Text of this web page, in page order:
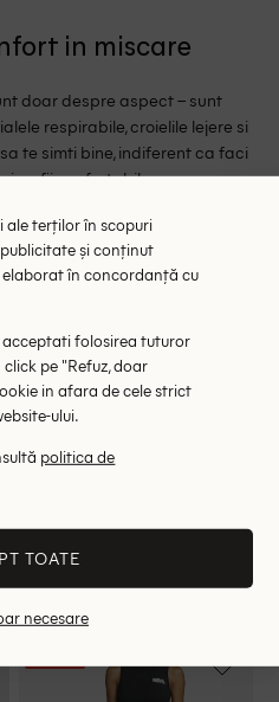
in miscare
doar despre aspect – sunt
respirabile, croielile lejere si
te simti bine, indiferent ca faci
sa fii confortabil.
Top HIIT by ASOS, mov
72.90 lei
ale terților în scopuri
și conținut
în concordanță cu
acceptati folosirea tuturor
pe "Refuz, doar
in afara de cele strict
ului.
politica de
TOATE
necesare